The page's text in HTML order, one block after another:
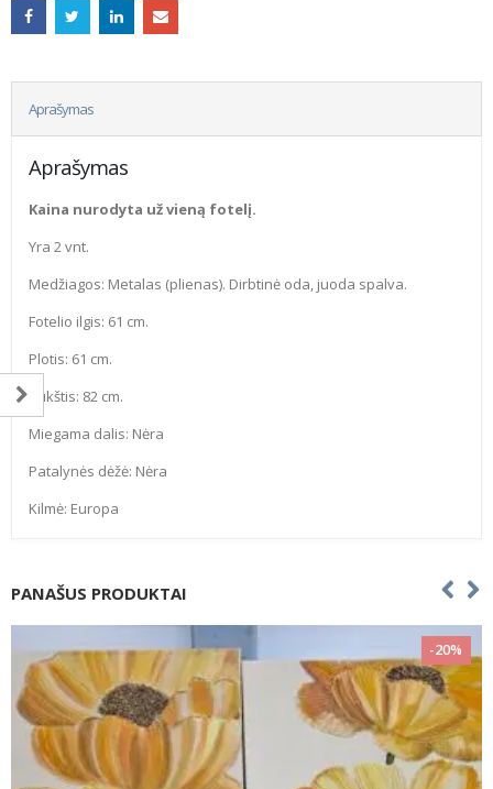
Aprašymas
Aprašymas
Kaina nurodyta už vieną fotelį.
Yra 2 vnt.
Medžiagos: Metalas (plienas). Dirbtinė oda, juoda spalva.
Fotelio ilgis: 61 cm.
Plotis: 61 cm.
Aukštis: 82 cm.
Miegama dalis: Nėra
Patalynės dėžė: Nėra
Kilmė: Europa
PANAŠUS PRODUKTAI
-20%